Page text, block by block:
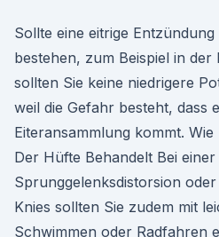
Sollte eine eitrige
bestehen, zum Beispiel in der
sollten Sie keine niedrigere
weil die Gefahr besteht, dass
Eiteransammlung kommt.
Der Hüfte Behandelt Bei einer
Sprunggelenksdistorsion
Knies sollten Sie zudem mit
Schwimmen oder Radfahren